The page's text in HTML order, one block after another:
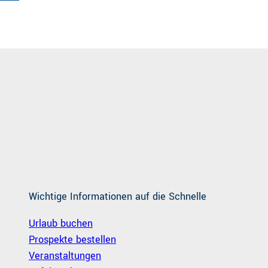
Wichtige Informationen auf die Schnelle
Urlaub buchen
Prospekte bestellen
Veranstaltungen